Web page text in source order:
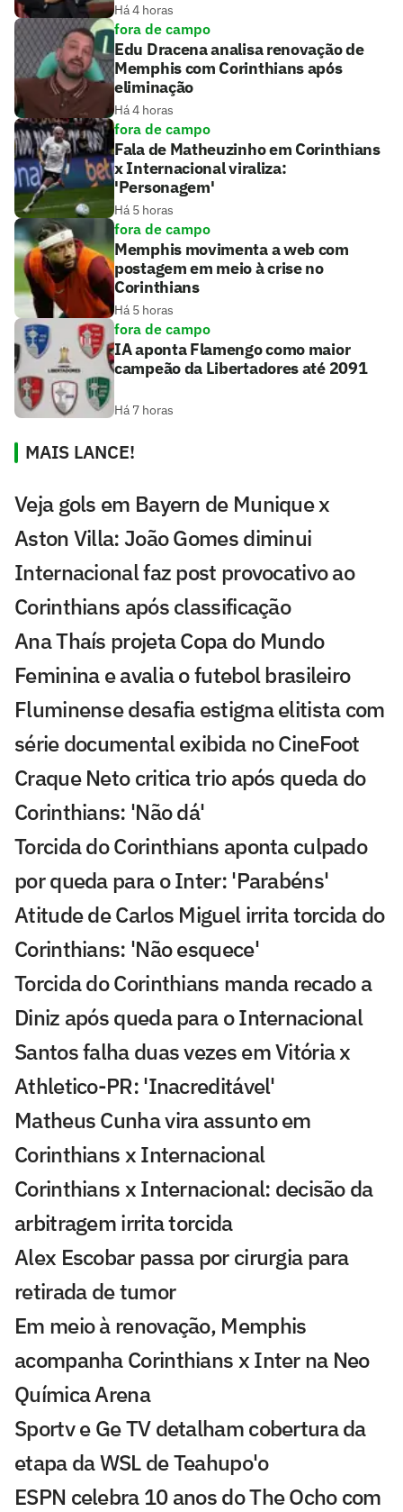
Há 4 horas
fora de campo
Edu Dracena analisa renovação de
Memphis com Corinthians após
eliminação
Há 4 horas
fora de campo
Fala de Matheuzinho em Corinthians
x Internacional viraliza:
'Personagem'
Há 5 horas
fora de campo
Memphis movimenta a web com
postagem em meio à crise no
Corinthians
Há 5 horas
fora de campo
IA aponta Flamengo como maior
campeão da Libertadores até 2091
Há 7 horas
MAIS LANCE!
Veja gols em Bayern de Munique x
Aston Villa: João Gomes diminui
Internacional faz post provocativo ao
Corinthians após classificação
Ana Thaís projeta Copa do Mundo
Feminina e avalia o futebol brasileiro
Fluminense desafia estigma elitista com
série documental exibida no CineFoot
Craque Neto critica trio após queda do
Corinthians: 'Não dá'
Torcida do Corinthians aponta culpado
por queda para o Inter: 'Parabéns'
Atitude de Carlos Miguel irrita torcida do
Corinthians: 'Não esquece'
Torcida do Corinthians manda recado a
Diniz após queda para o Internacional
Santos falha duas vezes em Vitória x
Athletico-PR: 'Inacreditável'
Matheus Cunha vira assunto em
Corinthians x Internacional
Corinthians x Internacional: decisão da
arbitragem irrita torcida
Alex Escobar passa por cirurgia para
retirada de tumor
Em meio à renovação, Memphis
acompanha Corinthians x Inter na Neo
Química Arena
Sportv e Ge TV detalham cobertura da
etapa da WSL de Teahupo'o
ESPN celebra 10 anos do The Ocho com